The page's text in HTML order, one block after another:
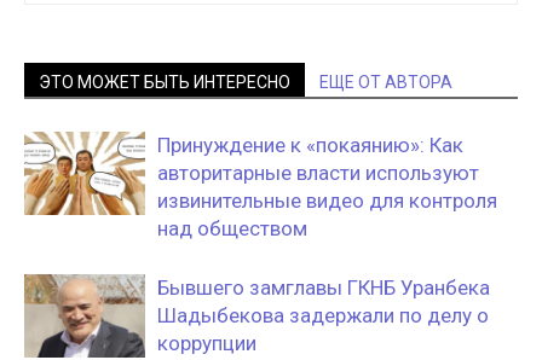
ЭТО МОЖЕТ БЫТЬ ИНТЕРЕСНО ЕЩЕ ОТ АВТОРА
Принуждение к «покаянию»: Как
авторитарные власти используют
извинительные видео для контроля
над обществом
Бывшего замглавы ГКНБ Уранбека
Шадыбекова задержали по делу о
коррупции